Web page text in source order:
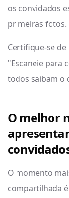
os convidados
primeiras fotos.
Certifique-se
"Escaneie para
todos saibam o
O melhor
O momento
compartilhada